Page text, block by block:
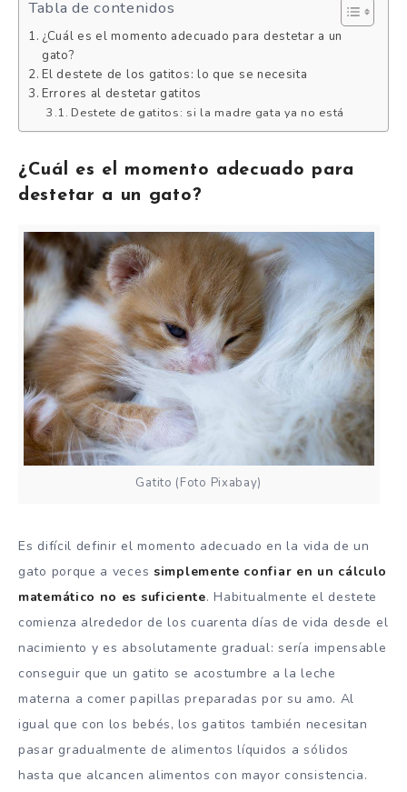
Tabla de contenidos
¿Cuál es el momento adecuado para destetar a un
gato?
El destete de los gatitos: lo que se necesita
Errores al destetar gatitos
Destete de gatitos: si la madre gata ya no está
¿Cuál es el momento adecuado para
destetar a un gato?
Gatito (Foto Pixabay)
Es difícil definir el momento adecuado en la vida de un
gato porque a veces simplemente confiar en un cálculo
matemático no es suficiente. Habitualmente el destete
comienza alrededor de los cuarenta días de vida desde el
nacimiento y es absolutamente gradual: sería impensable
conseguir que un gatito se acostumbre a la leche
materna a comer papillas preparadas por su amo. Al
igual que con los bebés, los gatitos también necesitan
pasar gradualmente de alimentos líquidos a sólidos
hasta que alcancen alimentos con mayor consistencia.